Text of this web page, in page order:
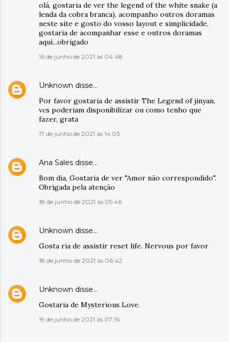
olá, gostaria de ver the legend of the white snake (a
lenda da cobra branca), acompanho outros doramas
neste site e gosto do vosso layout e simplicidade,
gostaria de acompanhar esse e outros doramas
aqui...obrigado
16 de junho de 2021 às 04:48
Unknown disse…
Por favor gostaria de assistir The Legend of jinyan,
vcs poderiam disponibilizar ou como tenho que
fazer, grata
17 de junho de 2021 às 14:03
Ana Sales disse…
Bom dia, Gostaria de ver "Amor não correspondido".
Obrigada pela atenção
18 de junho de 2021 às 05:46
Unknown disse…
Gosta ria de assistir reset life. Nervous por favor
18 de junho de 2021 às 06:42
Unknown disse…
Gostaria de Mysterious Love.
19 de junho de 2021 às 07:16